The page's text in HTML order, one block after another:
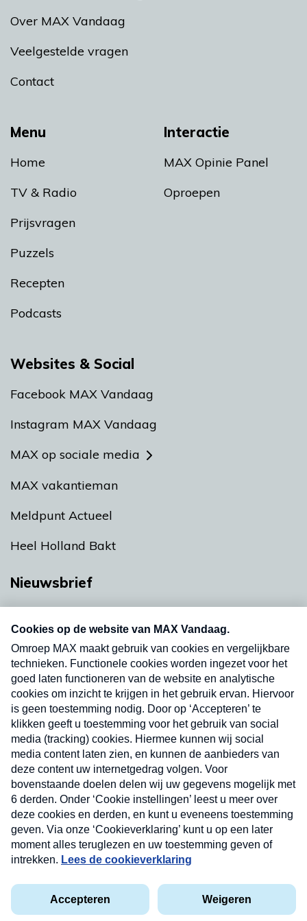
Menu
Home
TV & Radio
Prijsvragen
Puzzels
Recepten
Podcasts
Interactie
MAX Opinie Panel
Oproepen
Over MAX Vandaag
Veelgestelde vragen
Contact
Websites & Social
Facebook MAX Vandaag
Instagram MAX Vandaag
MAX op sociale media
MAX vakantieman
Meldpunt Actueel
Heel Holland Bakt
Nieuwsbrief
nieuwsbrief. Elke vrijdag- en dinsdagochtend in
uw mailbox.
Verzend
Privacyverklaring
Cookieverklaring
Kwetsbaarheid melden
Nieuwsbrief
Neem hier een gratis abonnement op onze
nieuwsbrief. Elke vrijdag- en dinsdagochtend in uw